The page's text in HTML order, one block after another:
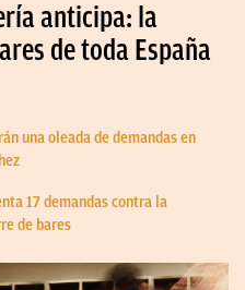
anticipa: la
de toda España
una oleada de demandas en
17 demandas contra la
de bares